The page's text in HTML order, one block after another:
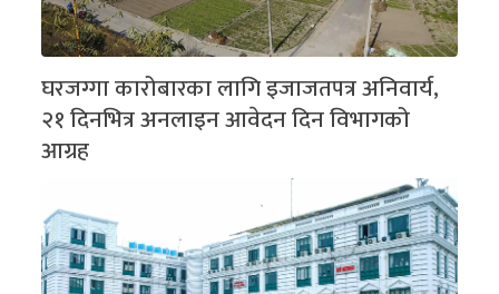
घरजग्गा कारोबारका लागि इजाजतपत्र अनिवार्य,
२१ दिनभित्र अनलाइन आवेदन दिन विभागको
आग्रह